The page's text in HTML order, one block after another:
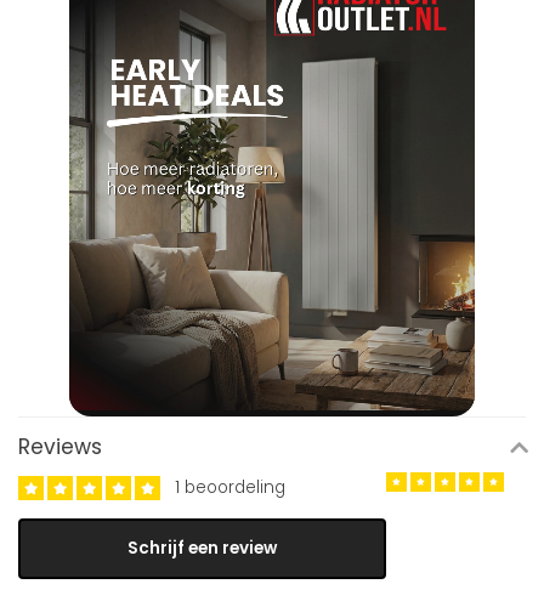
Reviews
1 beoordeling
Schrijf een review